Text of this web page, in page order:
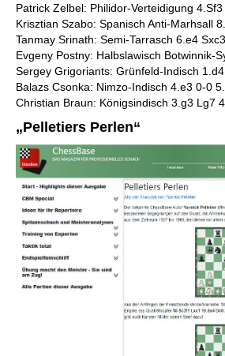
Patrick Zelbel: Philidor-Verteidigung
Krisztian Szabo: Spanisch Anti-Marhsall
Tanmay Srinath: Semi-Tarrasch 6.e4
Evgeny Postny: Halbslawisch Botwinnik-
Sergey Grigoriants: Grünfeld-Indisch
Balazs Csonka: Nimzo-Indisch 4.e3 0-0
Christian Braun: Königsindisch 3.g3 Lg7
„Pelletiers Perlen“